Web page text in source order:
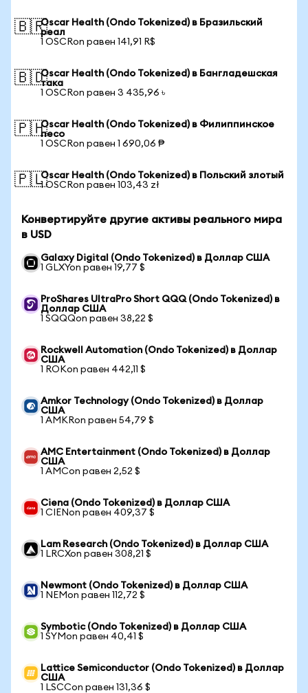
🇧🇷Oscar Health (Ondo Tokenized) в Бразильский
реал
1 OSCRon равен 141,91 R$
🇧🇩Oscar Health (Ondo Tokenized) в Бангладешская
така
1 OSCRon равен 3 435,96 ৳
🇵🇭Oscar Health (Ondo Tokenized) в Филиппинское
песо
1 OSCRon равен 1 690,06 ₱
🇵🇱Oscar Health (Ondo Tokenized) в Польский злотый
1 OSCRon равен 103,43 zł
Конвертируйте другие активы реального мира
в USD
Galaxy Digital (Ondo Tokenized) в Доллар США
1 GLXYon равен 19,77 $
ProShares UltraPro Short QQQ (Ondo Tokenized) в
Доллар США
1 SQQQon равен 38,22 $
Rockwell Automation (Ondo Tokenized) в Доллар
США
1 ROKon равен 442,11 $
Amkor Technology (Ondo Tokenized) в Доллар
США
1 AMKRon равен 54,79 $
AMC Entertainment (Ondo Tokenized) в Доллар
США
1 AMCon равен 2,52 $
Ciena (Ondo Tokenized) в Доллар США
1 CIENon равен 409,37 $
Lam Research (Ondo Tokenized) в Доллар США
1 LRCXon равен 308,21 $
Newmont (Ondo Tokenized) в Доллар США
1 NEMon равен 112,72 $
Symbotic (Ondo Tokenized) в Доллар США
1 SYMon равен 40,41 $
Lattice Semiconductor (Ondo Tokenized) в Доллар
США
1 LSCCon равен 131,36 $